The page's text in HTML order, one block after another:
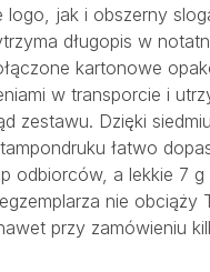
logo, jak i obszerny
długopis w
kartonowe
w transporcie i
zestawu. Dzięki
łatwo
odbiorców, a lekkie 7 g
nie obciąży
przy zamówieniu